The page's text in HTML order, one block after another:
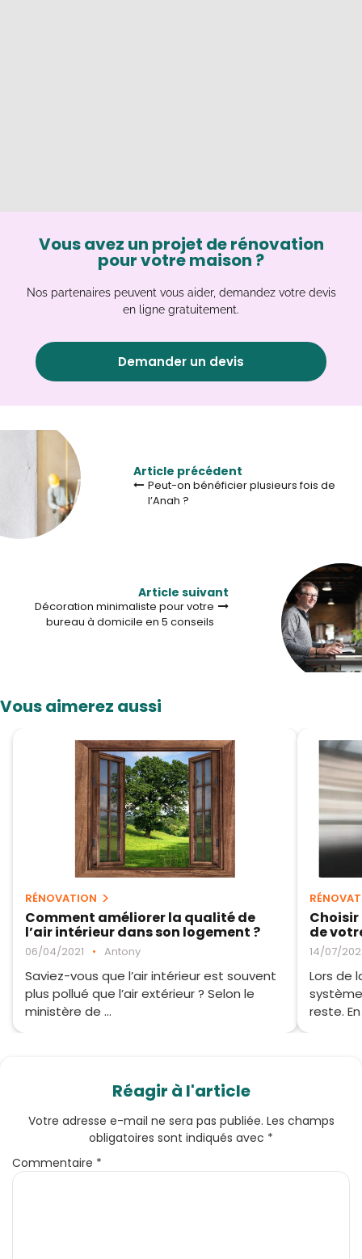
Vous avez un projet de rénovation
pour votre maison ?
Nos partenaires peuvent vous aider, demandez votre devis
en ligne gratuitement.
Demander un devis
Article précédent
Peut-on bénéficier plusieurs fois de
l’Anah ?
Article suivant
Décoration minimaliste pour votre
bureau à domicile en 5 conseils
Vous aimerez aussi
RÉNOVATION
Comment améliorer la qualité de
l’air intérieur dans son logement ?
06/04/2021 • Antony
Saviez-vous que l’air intérieur est souvent
plus pollué que l’air extérieur ? Selon le
ministère de ...
Choisir
de
14/07/
Lors de
reste.
Réagir à l'article
Votre adresse e-mail ne sera pas publiée. Les champs
obligatoires sont indiqués avec *
Commentaire *